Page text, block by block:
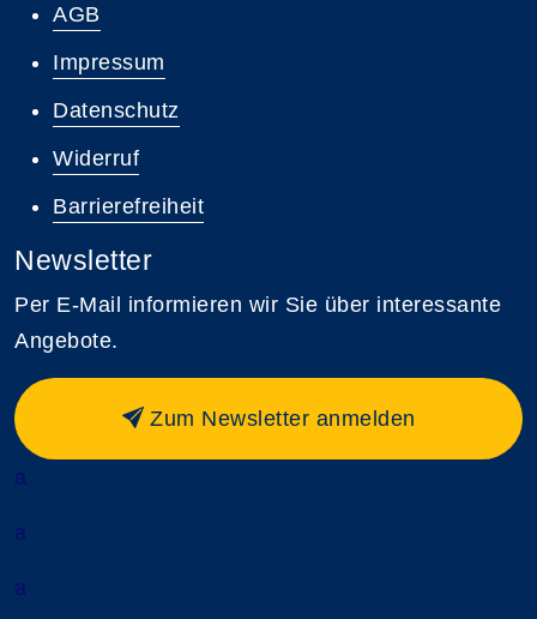
AGB
Impressum
Datenschutz
Widerruf
Barrierefreiheit
Newsletter
Per E-Mail informieren wir Sie über interessante
Angebote.
Zum Newsletter anmelden
a
a
a